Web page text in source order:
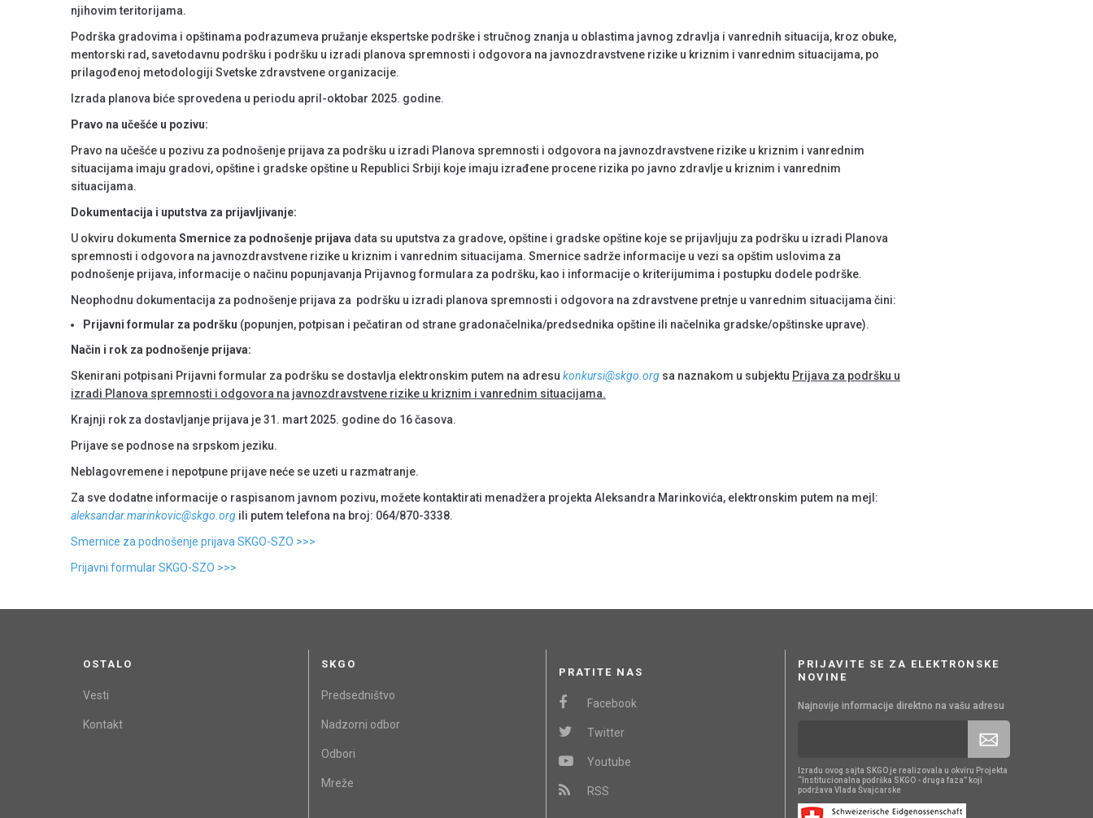
njihovim teritorijama.
Podrška gradovima i opštinama podrazumeva pružanje ekspertske podrške i stručnog znanja u oblastima javnog zdravlja i vanrednih situacija, kroz obuke,
mentorski rad, savetodavnu podršku i podršku u izradi planova spremnosti i odgovora na javnozdravstvene rizike u kriznim i vanrednim situacijama, po
prilagođenoj metodologiji Svetske zdravstvene organizacije.
Izrada planova biće sprovedena u periodu april-oktobar 2025. godine.
Pravo na učešće u pozivu:
Pravo na učešće u pozivu za podnošenje prijava za podršku u izradi Planova spremnosti i odgovora na javnozdravstvene rizike u kriznim i vanrednim
situacijama imaju gradovi, opštine i gradske opštine u Republici Srbiji koje imaju izrađene procene rizika po javno zdravlje u kriznim i vanrednim
situacijama.
Dokumentacija i uputstva za prijavljivanje:
U okviru dokumenta Smernice za podnošenje prijava data su uputstva za gradove, opštine i gradske opštine koje se prijavljuju za podršku u izradi Planova
spremnosti i odgovora na javnozdravstvene rizike u kriznim i vanrednim situacijama. Smernice sadrže informacije u vezi sa opštim uslovima za
podnošenje prijava, informacije o načinu popunjavanja Prijavnog formulara za podršku, kao i informacije o kriterijumima i postupku dodele podrške.
Neophodnu dokumentacija za podnošenje prijava za podršku u izradi planova spremnosti i odgovora na zdravstvene pretnje u vanrednim situacijama čini:
Prijavni formular za podršku (popunjen, potpisan i pečatiran od strane gradonačelnika/predsednika opštine ili načelnika gradske/opštinske uprave).
Način i rok za podnošenje prijava:
Skenirani potpisani Prijavni formular za podršku se dostavlja elektronskim putem na adresu konkursi@skgo.org sa naznakom u subjektu Prijava za podršku u
izradi Planova spremnosti i odgovora na javnozdravstvene rizike u kriznim i vanrednim situacijama.
Krajnji rok za dostavljanje prijava je 31. mart 2025. godine do 16 časova.
Prijave se podnose na srpskom jeziku.
Neblagovremene i nepotpune prijave neće se uzeti u razmatranje.
Za sve dodatne informacije o raspisanom javnom pozivu, možete kontaktirati menadžera projekta Aleksandra Marinkovića, elektronskim putem na mejl:
aleksandar.marinkovic@skgo.org ili putem telefona na broj: 064/870-3338.
Smernice za podnošenje prijava SKGO-SZO >>>
Prijavni formular SKGO-SZO >>>
OSTALO
Vesti
Kontakt
SKGO
Predsedništvo
Nadzorni odbor
Odbori
Mreže
PRIJAVITE SE ZA ELEKTRONSKE
NOVINE
Najnovije informacije direktno na vašu adresu
Izradu ovog sajta SKGO je realizovala u okviru Projekta
“Institucionalna podrška SKGO - druga faza” koji
podržava Vlada Švajcarske
PRATITE NAS
Facebook
Twitter
Youtube
RSS